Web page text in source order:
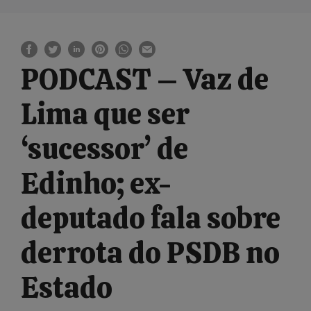
PODCAST – Vaz de
Lima que ser
‘sucessor’ de
Edinho; ex-
deputado fala sobre
derrota do PSDB no
Estado